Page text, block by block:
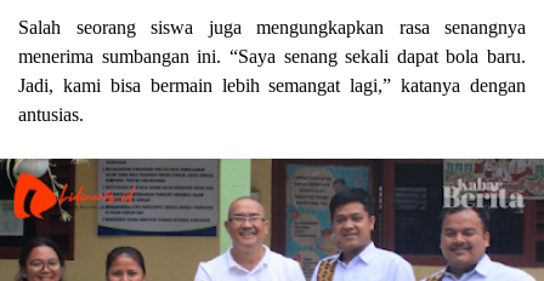
Salah seorang siswa juga mengungkapkan rasa senangnya
menerima sumbangan ini. “Saya senang sekali dapat bola baru.
Jadi, kami bisa bermain lebih semangat lagi,” katanya dengan
antusias.